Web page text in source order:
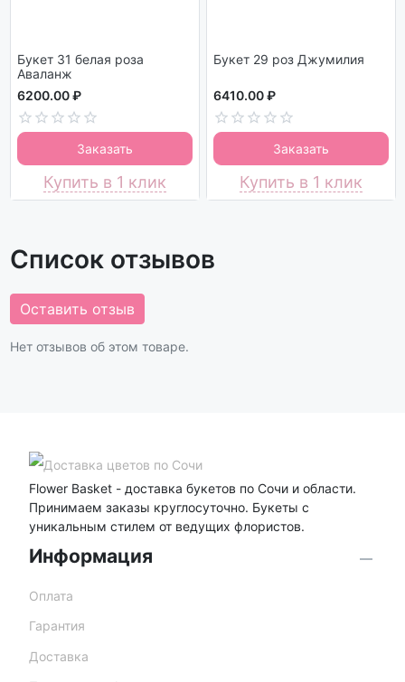
Букет 31 белая роза
Аваланж
6200.00 ₽
Заказать
Купить в 1 клик
Букет 29 роз Джумилия
6410.00 ₽
Заказать
Купить в 1 клик
Список отзывов
Оставить отзыв
Нет отзывов об этом товаре.
Flower Basket - доставка букетов по Сочи и области.
Принимаем заказы круглосуточно. Букеты с
уникальным стилем от ведущих флористов.
Информация
Оплата
Гарантия
Доставка